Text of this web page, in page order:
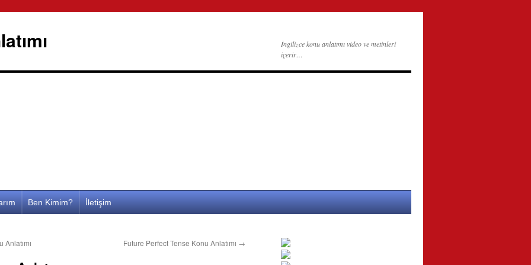
İngilizce konu anlatımı video ve metinleri
içerir…
Ben Kimim? İletişim
Future Perfect Tense Konu Anlatımı →